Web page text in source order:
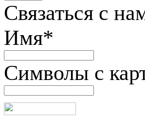
Связаться с
Имя*
Символы с